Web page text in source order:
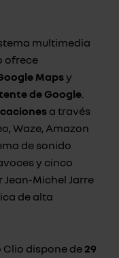
multimedia
ofrece
Mapsy
de Google.
a través
Waze, Amazon
de sonido
y cinco
Michel Jarre
de alta
Clio dispone de 29